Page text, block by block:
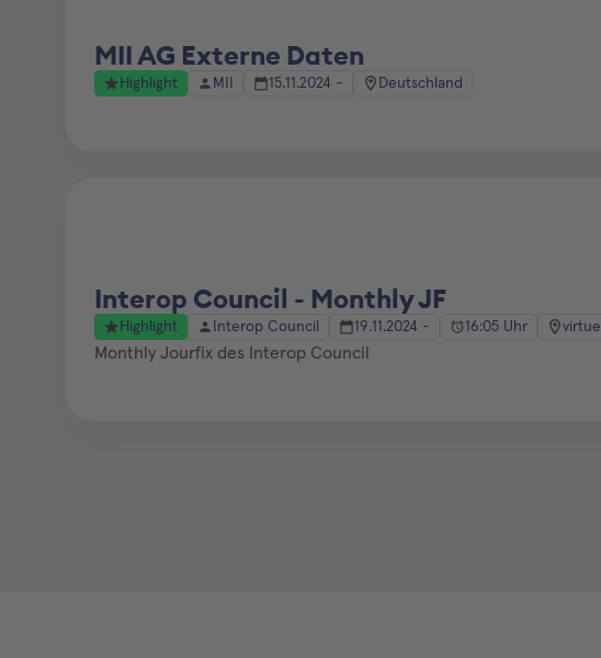
MII AG Externe Daten
Highlight MII 15.11.2024 - Deutschland
Interop Council - Monthly JF
Highlight Interop Council 19.11.2024 - 16:05 Uhr virtuell
Monthly Jourfix des Interop Council